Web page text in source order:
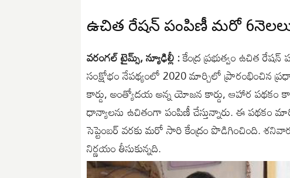
ఉచిత రేషన్ పంపిణీ మరో
వరంగల్ టైమ్స్, న్యూఢిల్లీ :కేంద్ర ప్రభుత్వం ఉచిత
సంక్షోభం నేపథ్యంలో 2020 మార్చిలో ప్రారంభించిన
కార్డు, అంత్యోదయ అన్న యోజన కార్డు, ఆహార పథకం
ధాన్యాలను ఉచితంగా పంపిణీ చేస్తున్నారు. ఈ
సెప్టెంబర్ వరకు మరో సారి కేంద్రం పొడిగించింది.
నిర్ణయం తీసుకున్నది.